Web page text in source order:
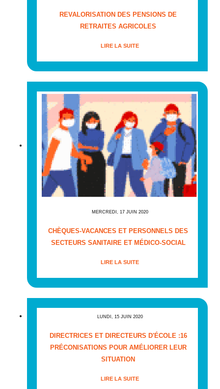
REVALORISATION DES PENSIONS DE
RETRAITES AGRICOLES
LIRE LA SUITE
MERCREDI, 17 JUIN 2020
CHÈQUES-VACANCES ET PERSONNELS DES
SECTEURS SANITAIRE ET MÉDICO-SOCIAL
LIRE LA SUITE
LUNDI, 15 JUIN 2020
DIRECTRICES ET DIRECTEURS D'ÉCOLE :16
PRÉCONISATIONS POUR AMÉLIORER LEUR
SITUATION
LIRE LA SUITE